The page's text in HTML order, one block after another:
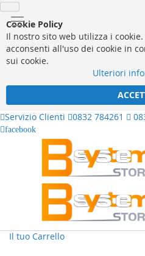
Cookie Policy
Il nostro sito web utilizza i
acconsenti all'uso dei cookie in
sui cookie.
Ulteriori
Servizio Clienti
0832 784261
facebook
Il tuo Carrello